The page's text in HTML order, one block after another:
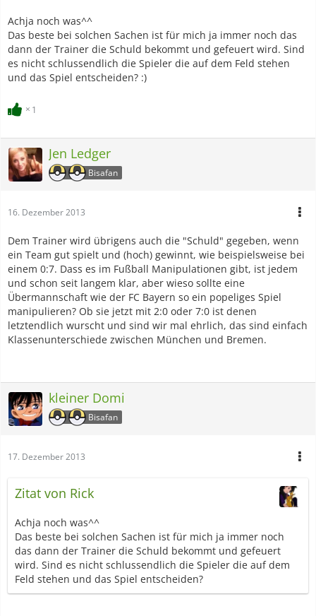
Achja noch was^^
Das beste bei solchen Sachen ist für mich ja immer noch das
dann der Trainer die Schuld bekommt und gefeuert wird. Sind
es nicht schlussendlich die Spieler die auf dem Feld stehen
und das Spiel entscheiden? :)
1
Jen Ledger
Bisafan
16. Dezember 2013
Dem Trainer wird übrigens auch die "Schuld" gegeben, wenn
ein Team gut spielt und (hoch) gewinnt, wie beispielsweise bei
einem 0:7. Dass es im Fußball Manipulationen gibt, ist jedem
und schon seit langem klar, aber wieso sollte eine
Übermannschaft wie der FC Bayern so ein popeliges Spiel
manipulieren? Ob sie jetzt mit 2:0 oder 7:0 ist denen
letztendlich wurscht und sind wir mal ehrlich, das sind einfach
Klassenunterschiede zwischen München und Bremen.
kleiner Domi
Bisafan
17. Dezember 2013
Zitat von Rick
Achja noch was^^
Das beste bei solchen Sachen ist für mich ja immer noch
das dann der Trainer die Schuld bekommt und gefeuert
wird. Sind es nicht schlussendlich die Spieler die auf dem
Feld stehen und das Spiel entscheiden?